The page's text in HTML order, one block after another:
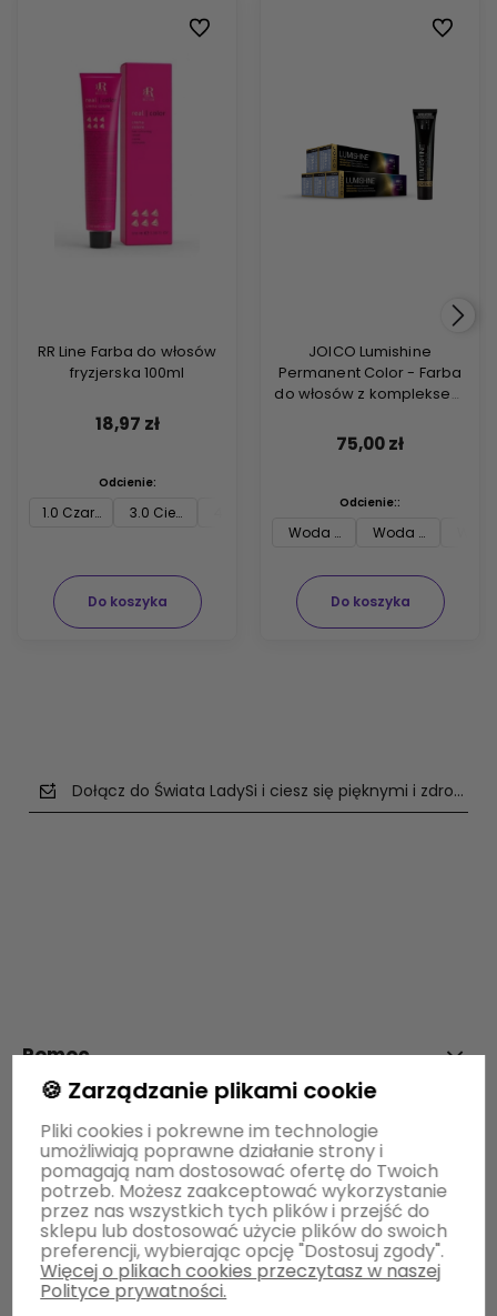
RR Line Farba do włosów
fryzjerska 100ml
18,97 zł
Do koszyka
Odcienie:
1.0 Czarny 3.0 Ciemny brąz 5.0 Jasny brąz6.0 Ciemny
Do ulubionych
JOICO Lumishine
Permanent Color - Farba
do włosów z kompleksem
włosy 74ml
75,00 zł
Do koszyka
Odcienie::
Woda utleniona Joico 3 %
Woda utleniona
Do
Dołącz do Świata LadySi i ciesz się pięknymi i
Pomoc
Moje konto
Płatności i dostawa
Informacje
🍪 Zarządzanie plikami cookie
Pliki cookies i pokrewne im technologie
umożliwiają poprawne działanie strony i
pomagają nam dostosować ofertę do Twoich
potrzeb. Możesz zaakceptować wykorzystanie
przez nas wszystkich tych plików i przejść do
sklepu lub dostosować użycie plików do swoich
preferencji, wybierając opcję "Dostosuj zgody".
Więcej o plikach cookies przeczytasz w naszej
Polityce prywatności.